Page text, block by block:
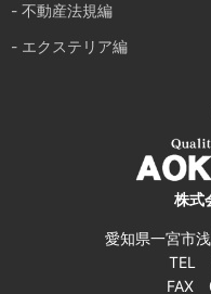
- 不動産法規編
- エクステリア編
株式
愛知県一宮市
TEL
FAX